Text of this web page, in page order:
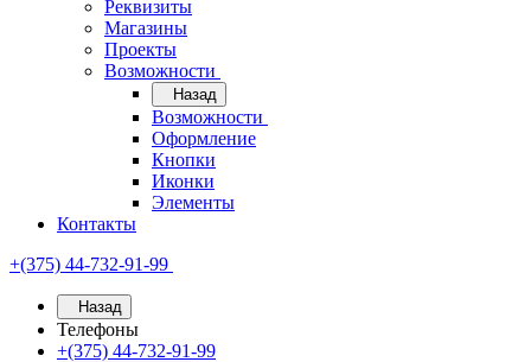
Реквизиты
Магазины
Проекты
Возможности
Назад
Возможности
Оформление
Кнопки
Иконки
Элементы
Контакты
+(375) 44-732-91-99
Назад
Телефоны
+(375) 44-732-91-99